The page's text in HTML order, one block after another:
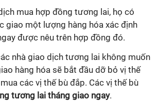
mua hợp đồng tương lai, họ có
giao một lượng hàng hóa xác định
được nêu trên hợp đồng đó.
nhà giao dịch tương lai không muốn
hàng hóa sẽ bắt đầu dỡ bỏ vị thế
các vị thế bù đắp. Các vị thế bù
tương lai tháng giao ngay.